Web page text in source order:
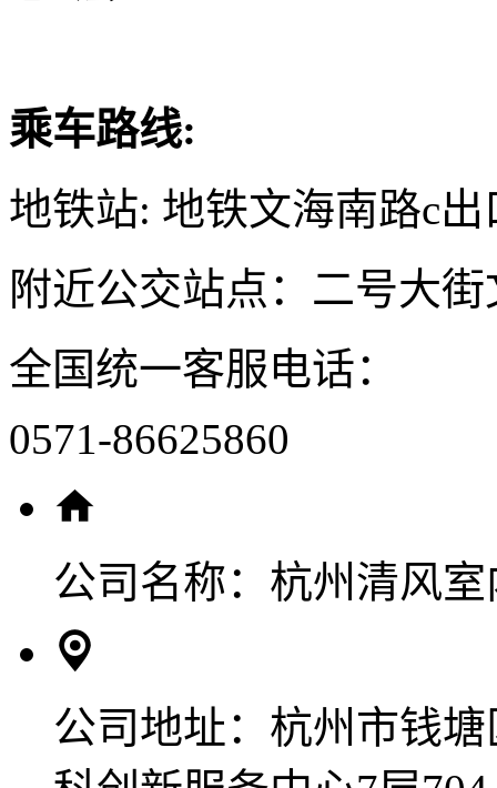
乘车路线:
地铁站: 地铁文海南路c出
附近公交站点：二号大
全国统一客服电话：
0571-86625860
公司名称： 杭州清风
公司地址： 杭州市钱